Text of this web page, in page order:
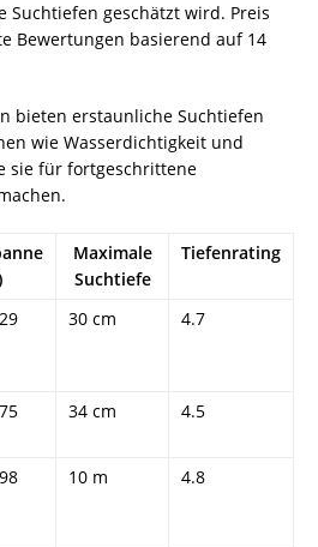
Suchtiefen geschätzt wird. Preis
Bewertungen basierend auf 14
bieten erstaunliche Suchtiefen
wie Wasserdichtigkeit und
sie für fortgeschrittene
Maximale
Suchtiefe
Tiefenrating
30 cm 4.7
34 cm 4.5
10 m 4.8